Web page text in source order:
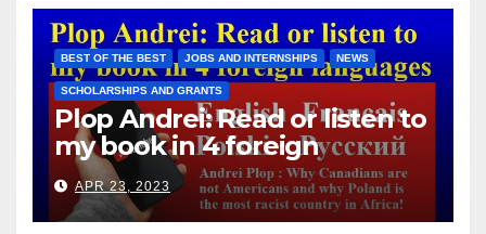
immigrants without paying
them for the days worked
BEST OF THE BEST JOBS AND INTERNSHIPS NEWS
SCHOLARSHIPS AND GRANTS
Plop Andrei: Read or listen to
my book in 4 foreign
languages
APR 23, 2023